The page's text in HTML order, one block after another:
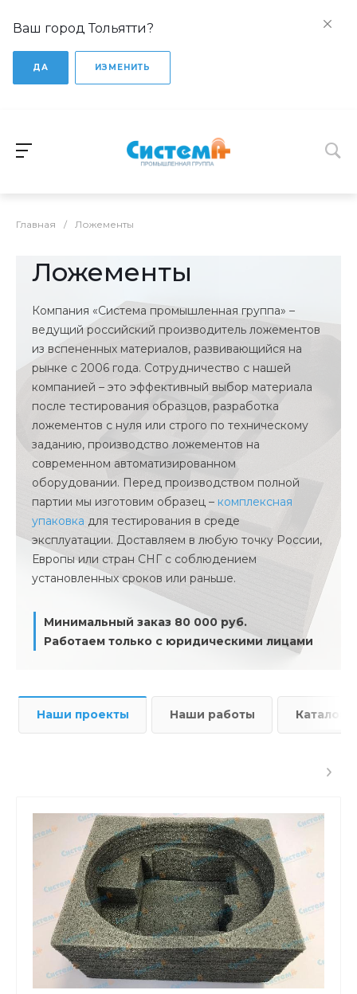
Ваш город Тольятти?
ДА ИЗМЕНИТЬ
Главная / Ложементы
Ложементы
Компания «Система промышленная группа» –
ведущий российский производитель ложементов
из вспененных материалов, развивающийся на
рынке с 2006 года. Сотрудничество с нашей
компанией – это эффективный выбор материала
после тестирования образцов, разработка
ложементов с нуля или строго по техническому
заданию, производство ложементов на
современном автоматизированном
оборудовании. Перед производством полной
партии мы изготовим образец – комплексная
упаковка для тестирования в среде
эксплуатации. Доставляем в любую точку России,
Европы или стран СНГ с соблюдением
установленных сроков или раньше.
Минимальный заказ 80 000 руб.
Работаем только с юридическими лицами
Наши проекты Наши работы Каталог